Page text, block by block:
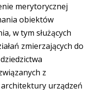
merytorycznej
obiektów
w tym służących
zmierzających do
z
urządzeń